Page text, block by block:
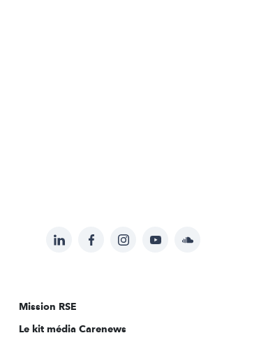
Suivez-
sur:
LinkedInFacebookInstagramYouTubeSoundcloud
Mission RSE
Le kit média Carenews